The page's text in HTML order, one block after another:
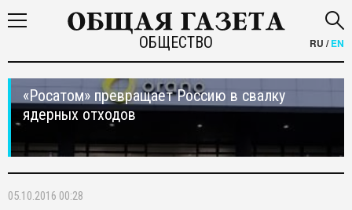
ОБЩЕСТВО RU /EN
«Росатом» превращает Россию в свалку
ядерных отходов
05.10.2016 00:28